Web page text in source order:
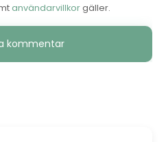
användarvillkorgäller.